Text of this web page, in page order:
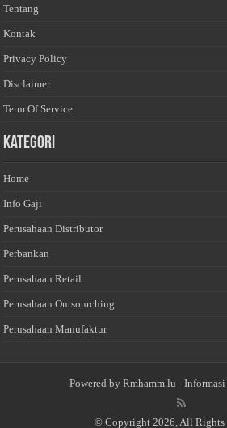
Tentang
Kontak
Privacy Policy
Disclaimer
Term Of Service
Kategori
Home
Info Gaji
Perusahaan Distributor
Perbankan
Perusahaan Retail
Perusahaan Outsourching
Perusahaan Manufaktur
Powered by Rmhamm.lu -
© Copyright 2026, All Rights